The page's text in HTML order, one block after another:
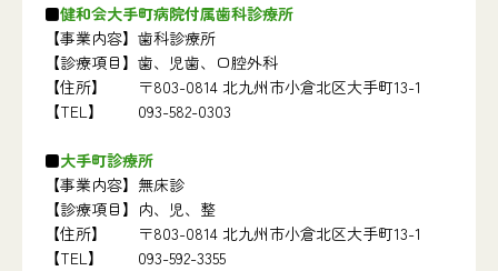
健和会大手町病院付属歯科診療所
【事業内容】 歯科診療所
【診療項目】 歯、児歯、口腔外科
【住所】
〒803-0814 北九州市小倉北区大手町13-1
【TEL】
093-582-0303
大手町診療所
【事業内容】 無床診
【診療項目】 内、児、整
【住所】
〒803-0814 北九州市小倉北区大手町13-1
【TEL】
093-592-3355